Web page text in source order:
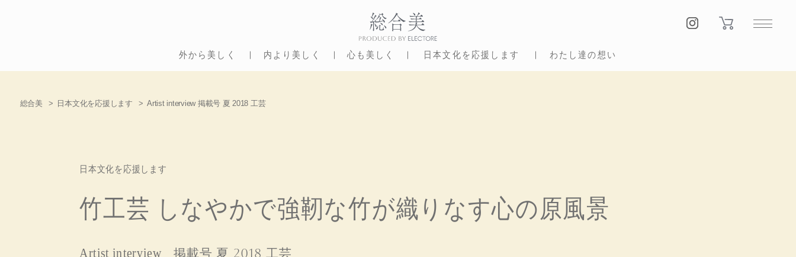
外から美しく 内より美しく 心も美しく 日本文化を応援します わたし達の想い
総合美 日本文化を応援します Artist interview 掲載号 夏 2018 工芸
日本文化を応援します
竹工芸 しなやかで強靭な竹が織りなす心の原風景
Artist interview 掲載号 夏 2018 工芸